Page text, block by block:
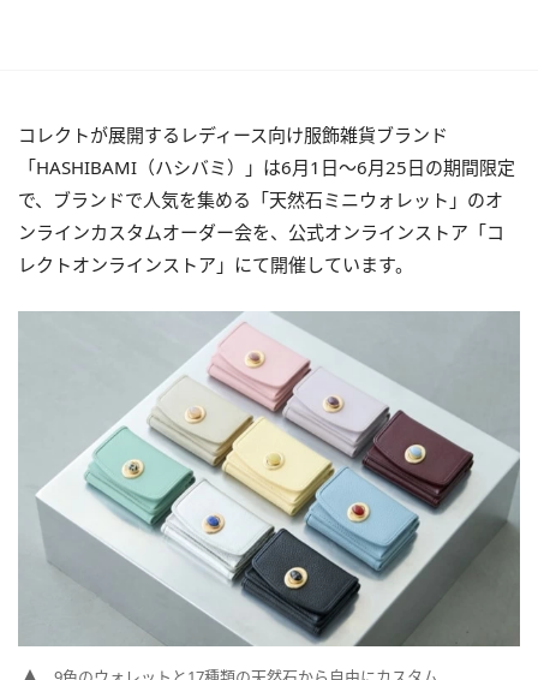
コレクトが展開するレディース向け服飾雑貨ブランド
「HASHIBAMI（ハシバミ）」は6月1日〜6月25日の期間限定
で、ブランドで人気を集める「天然石ミニウォレット」のオ
ンラインカスタムオーダー会を、公式オンラインストア「コ
レクトオンラインストア」にて開催しています。